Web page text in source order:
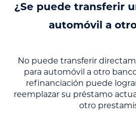
¿Se puede transferir
automóvil a
No puede transferir
para automóvil a otro
refinanciación puede
reemplazar su préstamo
otro